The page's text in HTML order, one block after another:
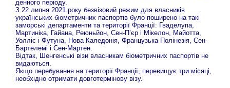
денного періоду.
З 22 липня 2021 року безвізовий режим для власників
українських біометричних паспортів було поширено на такі
заморські департаменти та території Франції: Гваделупа,
Мартиніка, Гайана, Реюньйон, Сен-П’єр і Мікелон, Майотта,
Уолліс і Футуна, Нова Каледонія, Французька Полінезія, Сен-
Бартелемі і Сен-Мартен.
Відтак, Шенгенські візи власникам біометричних паспортів не
видаються.
Якщо перебування на території Франції, перевищує три місяці,
необхідно отримати довготермінову візу.